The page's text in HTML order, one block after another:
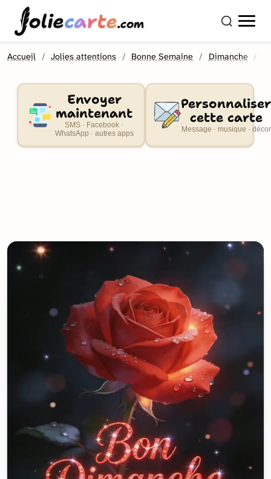
oliecarte.com
Accueil Jolies attentions Bonne Semaine Dimanche
Envoyer
maintenant
SMS · Facebook ·
WhatsApp · autres apps
Personnaliser
cette carte
Message · musique · décor